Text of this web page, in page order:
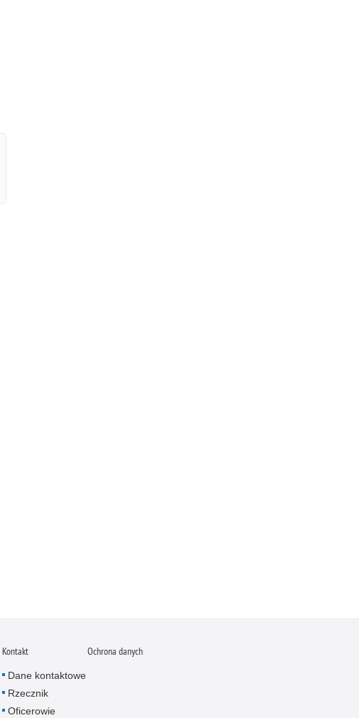
Kontakt
Dane kontaktowe
Rzecznik
Oficerowie
Ochrona danych